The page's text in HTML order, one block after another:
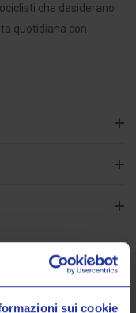
sui cookie
che desiderano
quotidiana con